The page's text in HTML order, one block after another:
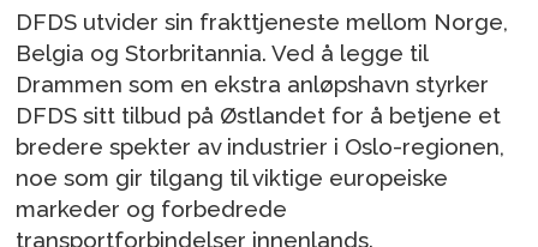
DFDS utvider sin frakttjeneste mellom Norge,
Belgia og Storbritannia. Ved å legge til
Drammen som en ekstra anløpshavn styrker
DFDS sitt tilbud på Østlandet for å betjene et
bredere spekter av industrier i Oslo-regionen,
noe som gir tilgang til viktige europeiske
markeder og forbedrede
transportforbindelser innenlands.